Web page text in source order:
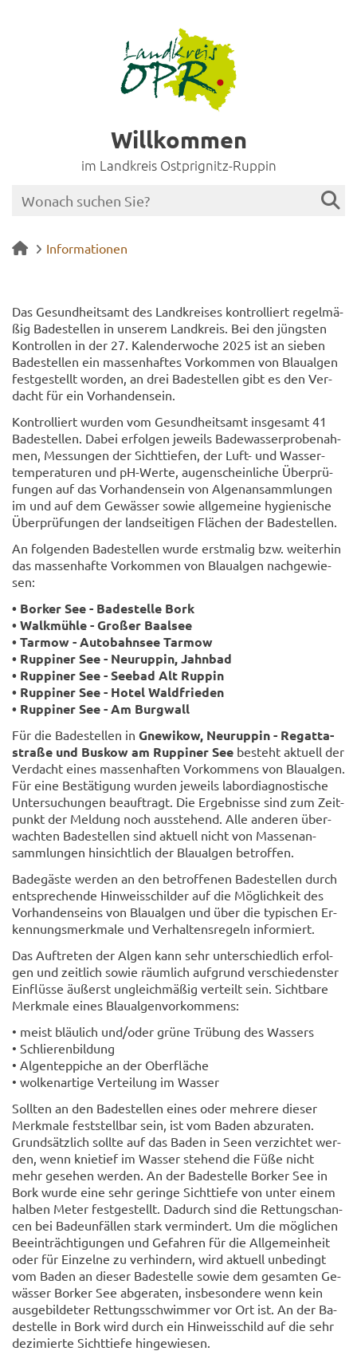
Willkommen
im Landkreis Ostprignitz-Ruppin
Informationen
Das Ge­sund­heits­amt des Land­krei­ses kon­trol­liert re­gel­mä­
ßig Ba­de­stel­len in un­se­rem Land­kreis. Bei den jüngs­ten
Kon­trol­len in der 27. Ka­len­der­wo­che 2025 ist an sie­ben
Ba­de­stel­len ein mas­sen­haf­tes Vor­kom­men von Blau­al­gen
fest­ge­stellt wor­den, an drei Ba­de­stel­len gibt es den Ver­
dacht für ein Vor­han­den­sein.
Kon­trol­liert wur­den vom Ge­sund­heits­amt ins­ge­samt 41
Ba­de­stel­len. Dabei er­fol­gen je­weils Ba­de­was­ser­pro­be­nah­
men, Mes­sun­gen der Sicht­tie­fen, der Luft- und Was­ser­
tem­pe­ra­tu­ren und pH-​Werte, au­gen­schein­li­che Über­prü­
fun­gen auf das Vor­han­den­sein von Al­ge­n­an­samm­lun­gen
im und auf dem Ge­wäs­ser sowie all­ge­mei­ne hy­gie­ni­sche
Über­prü­fun­gen der land­sei­ti­gen Flä­chen der Ba­de­stel­len.
An fol­gen­den Ba­de­stel­len wurde erst­ma­lig bzw. wei­ter­hin
das mas­sen­haf­te Vor­kom­men von Blau­al­gen nach­ge­wie­
sen:
• Bor­ker See - Ba­de­stel­le Bork
• Walk­müh­le - Gro­ßer Baal­see
• Tar­mow - Au­to­bahn­see Tar­mow
• Rup­pi­ner See - Neu­rup­pin, Jahn­bad
• Rup­pi­ner See - See­bad Alt Rup­pin
• Rup­pi­ner See - Hotel Wald­frie­den
• Rup­pi­ner See - Am Burg­wall
Für die Ba­de­stel­len in Gne­wi­kow, Neu­rup­pin - Re­gat­ta­
stra­ße und Bus­kow am Rup­pi­ner See be­steht ak­tu­ell der
Ver­dacht eines mas­sen­haf­ten Vor­kom­mens von Blau­al­gen.
Für eine Be­stä­ti­gung wur­den je­weils la­bor­dia­gnos­ti­sche
Un­ter­su­chun­gen be­auf­tragt. Die Er­geb­nis­se sind zum Zeit­
punkt der Mel­dung noch aus­ste­hend. Alle an­de­ren über­
wach­ten Ba­de­stel­len sind ak­tu­ell nicht von Mas­sen­an­
samm­lun­gen hin­sicht­lich der Blau­al­gen be­trof­fen.
Ba­de­gäs­te wer­den an den be­trof­fe­nen Ba­de­stel­len durch
ent­spre­chen­de Hin­weis­schil­der auf die Mög­lich­keit des
Vor­han­den­seins von Blau­al­gen und über die ty­pi­schen Er­
ken­nungs­merk­ma­le und Ver­hal­tens­re­geln in­for­miert.
Das Auf­tre­ten der Algen kann sehr un­ter­schied­lich er­fol­
gen und zeit­lich sowie räum­lich auf­grund ver­schie­dens­ter
Ein­flüs­se äu­ßerst un­gleich­mä­ßig ver­teilt sein. Sicht­ba­re
Merk­ma­le eines Blau­al­gen­vor­kom­mens:
• meist bläu­lich und/oder grüne Trü­bung des Was­sers
• Schlie­ren­bil­dung
• Al­gen­tep­pi­che an der Ober­flä­che
• wol­ken­ar­ti­ge Ver­tei­lung im Was­ser
Soll­ten an den Ba­de­stel­len eines oder meh­re­re die­ser
Merk­ma­le fest­stell­bar sein, ist vom Baden ab­zu­ra­ten.
Grund­sätz­lich soll­te auf das Baden in Seen ver­zich­tet wer­
den, wenn knie­tief im Was­ser ste­hend die Füße nicht
mehr ge­se­hen wer­den. An der Ba­de­stel­le Bor­ker See in
Bork wurde eine sehr ge­rin­ge Sicht­tie­fe von unter einem
hal­ben Meter fest­ge­stellt. Da­durch sind die Ret­tungs­chan­
cen bei Ba­de­un­fäl­len stark ver­min­dert. Um die mög­li­chen
Be­ein­träch­ti­gun­gen und Ge­fah­ren für die All­ge­mein­heit
oder für Ein­zel­ne zu ver­hin­dern, wird ak­tu­ell un­be­dingt
vom Baden an die­ser Ba­de­stel­le sowie dem ge­sam­ten Ge­
wäs­ser Bor­ker See ab­ge­ra­ten, ins­be­son­de­re wenn kein
aus­ge­bil­de­ter Ret­tungs­schwim­mer vor Ort ist. An der Ba­
de­stel­le in Bork wird durch ein Hin­weis­schild auf die sehr
de­zi­mier­te Sicht­tie­fe hin­ge­wie­sen.